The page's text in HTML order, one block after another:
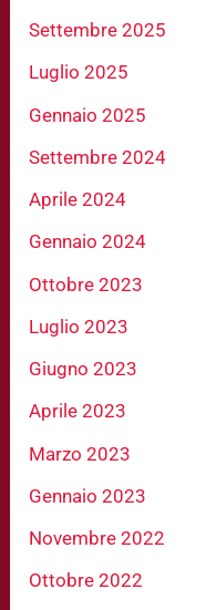
Settembre 2025
Luglio 2025
Gennaio 2025
Settembre 2024
Aprile 2024
Gennaio 2024
Ottobre 2023
Luglio 2023
Giugno 2023
Aprile 2023
Marzo 2023
Gennaio 2023
Novembre 2022
Ottobre 2022